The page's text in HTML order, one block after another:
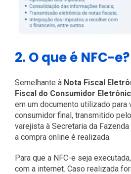
2. O que é NFC-e?
Semelhante à Nota Fiscal
Fiscal do Consumidor
em um documento utilizado para
consumidor final, transmitido
varejista à Secretaria da
a compra online é realizada.
Para que a NFC-e seja
com a internet. Caso realizada